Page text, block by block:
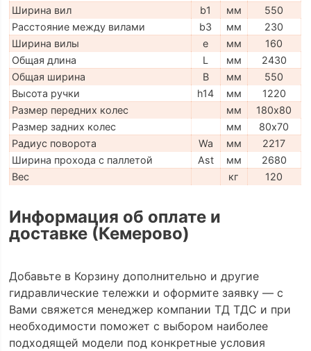
Ширина вил
b1 мм
550
Расстояние между вилами
b3 мм
230
Ширина вилы
e мм
160
Общая длина
L мм
2430
Общая ширина
B мм
550
Высота ручки
h14 мм
1220
Размер передних колес
мм
180х80
Размер задних колес
мм
80х70
Радиус поворота
Wa мм
2217
Ширина прохода с паллетой
Ast мм
2680
Вес
кг 120
Информация об оплате и
доставке (Кемерово)
Добавьте в Корзину дополнительно и другие
гидравлические тележки и оформите заявку — с
Вами свяжется менеджер компании ТД ТДС и при
необходимости поможет с выбором наиболее
подходящей модели под конкретные условия